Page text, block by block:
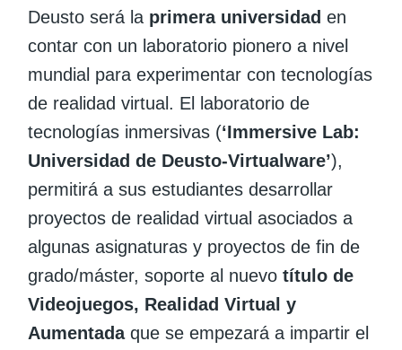
Deusto será la primera universidad en
contar con un laboratorio pionero a nivel
mundial para experimentar con tecnologías
de realidad virtual. El laboratorio de
tecnologías inmersivas (‘Immersive Lab:
Universidad de Deusto-Virtualware’),
permitirá a sus estudiantes desarrollar
proyectos de realidad virtual asociados a
algunas asignaturas y proyectos de fin de
grado/máster, soporte al nuevotítulo de
Videojuegos, Realidad Virtual y
Aumentadaque se empezará a impartir el